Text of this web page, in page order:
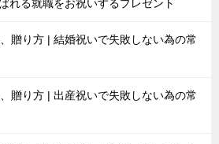
れる就職をお祝いするプレゼント
贈り方 | 結婚祝いで失敗しない為の常
贈り方 | 出産祝いで失敗しない為の常